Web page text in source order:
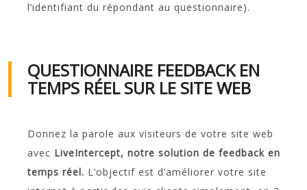
l’identifiant du répondant au questionnaire).
QUESTIONNAIRE FEEDBACK EN
TEMPS RÉEL SUR LE SITE WEB
Donnez la parole aux visiteurs de votre site web
avec LiveIntercept, notre solution de feedback en
temps réel. L’objectif est d’améliorer votre site